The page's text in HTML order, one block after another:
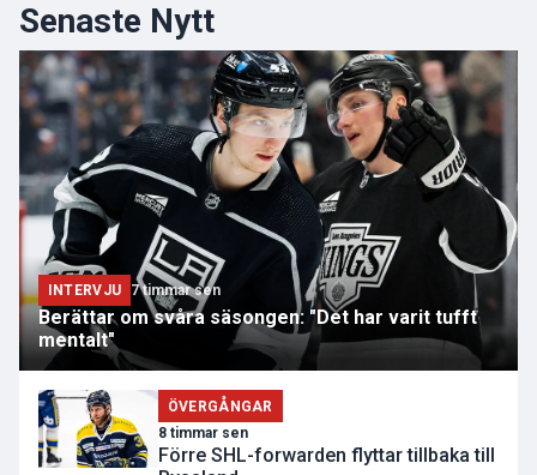
Senaste Nytt
INTERVJU 7 timmar sen
Berättar om svåra säsongen: "Det har varit tufft
mentalt"
ÖVERGÅNGAR
8 timmar sen
Förre SHL-forwarden flyttar tillbaka till